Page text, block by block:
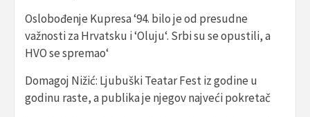
Oslobođenje Kupresa ‘94. bilo je od presudne
važnosti za Hrvatsku i ‘Oluju‘. Srbi su se opustili, a
HVO se spremao‘
Domagoj Nižić: Ljubuški Teatar Fest iz godine u
godinu raste, a publika je njegov najveći pokretač